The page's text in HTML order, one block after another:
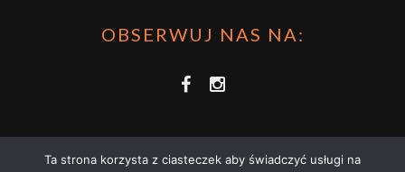
OBSERWUJ NAS NA:
Ta strona korzysta z ciasteczek aby świadczyć usługi na